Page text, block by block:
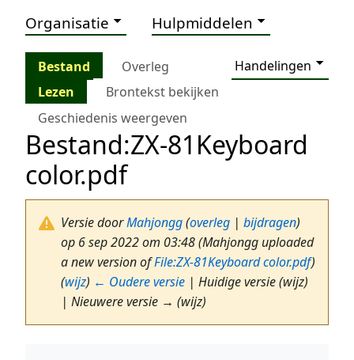
Organisatie Hulpmiddelen
Bestand Overleg
Handelingen
Lezen
Brontekst bekijken
Geschiedenis weergeven
Bestand:ZX-81Keyboard
color.pdf
Versie doorMahjongg(overleg | bijdragen)
op 6 sep 2022 om 03:48(Mahjongg uploaded
a new version ofFile:ZX-81Keyboard color.pdf)
(wijz) ← Oudere versie | Huidige versie (wijz)
| Nieuwere versie → (wijz)